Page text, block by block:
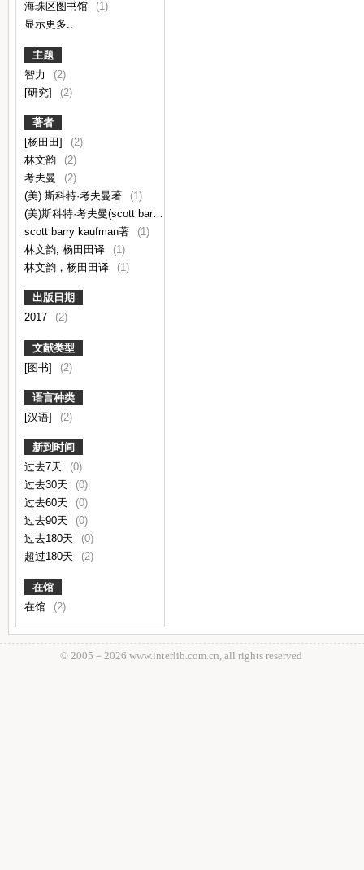
海珠区图书馆
(1)
显示更多..
主题
智力
(2)
[研究]
(2)
著者
[杨田田]
(2)
林文韵
(2)
考夫曼
(2)
(美) 斯科特·考夫曼著
(1)
(美)斯科特·考夫曼(scott barry kaufman)著
scott barry kaufman著
(1)
林文韵, 杨田田译
(1)
林文韵，杨田田译
(1)
出版日期
2017
(2)
文献类型
[图书]
(2)
语言种类
[汉语]
(2)
新到时间
过去7天
(0)
过去30天
(0)
过去60天
(0)
过去90天
(0)
过去180天
(0)
超过180天
(2)
在馆
在馆
(2)
© 2005－ 2026 www.interlib.com.cn, all rights reserved